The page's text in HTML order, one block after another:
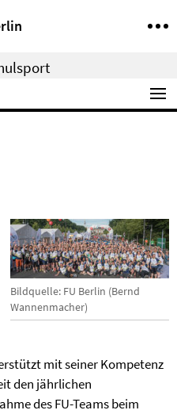
Bildquelle: FU Berlin (Bernd
Wannenmacher)
mit seiner Kompetenz
den jährlichen
des FU-Teams beim